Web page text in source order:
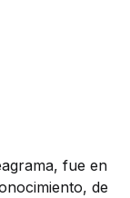
fue en
de